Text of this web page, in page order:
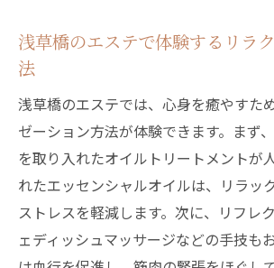
エステが提供する至福のひと
エステで得られるポジティブ
心身を癒す浅草橋のエステ歴史
なひととき
心身を癒すための浅草橋エ
贅沢な時間を過ごすための
浅草橋の歴史とエステの相乗
浅草橋のエステで体験するリラ
法
浅草橋のエステでは、心身を癒やすた
ゼーション方法が体験できます。まず
を取り入れたオイルトリートメントが
れたエッセンシャルオイルは、リラッ
ストレスを軽減します。次に、リフレ
ェディッシュマッサージなどの手技も